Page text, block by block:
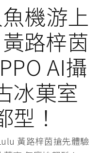
機游上
路梓茵
AI攝
冰菓室
型！
黃路梓茵搶先體驗